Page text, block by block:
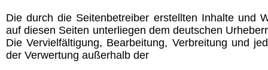
Die durch die Seitenbetreiber erstellten Inhalte und
auf diesen Seiten unterliegen dem deutschen
Die Vervielfältigung, Bearbeitung, Verbreitung und
der Verwertung außerhalb der